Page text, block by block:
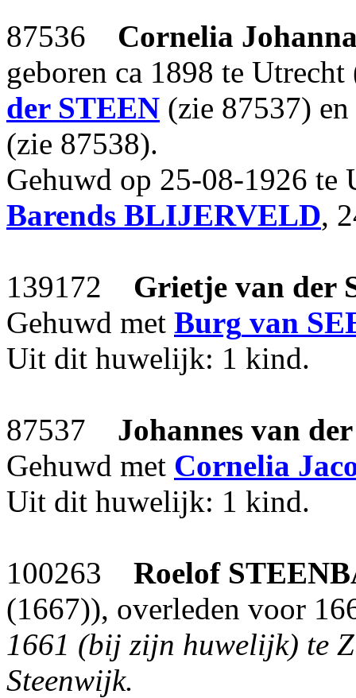
87536 Cornelia
geboren ca 1898 te
der STEEN (zie 87537) en
(zie 87538).
Gehuwd op 25-08-1926
Barends BLIJERVELD,
139172 Grietje van der
Gehuwd met Burg van
Uit dit huwelijk: 1 kind.
87537 Johannes van
Gehuwd met Cornelia
Uit dit huwelijk: 1 kind.
100263 Roelof
(1667)), overleden voor
1661 (bij zijn huwelijk) te
Steenwijk.